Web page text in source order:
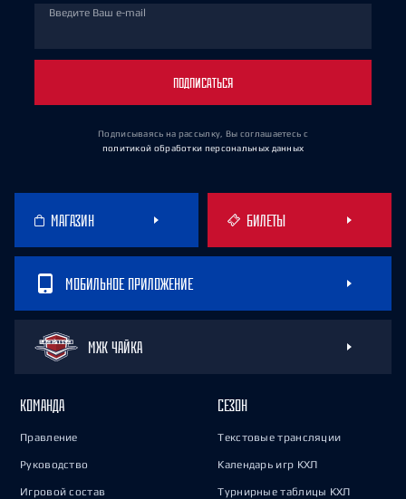
Введите Ваш e-mail
ПОДПИСАТЬСЯ
Подписываясь на рассылку, Вы соглашаетесь с
политикой обработки персональных данных
МАГАЗИН БИЛЕТЫ
МОБИЛЬНОЕ ПРИЛОЖЕНИЕ
МХК ЧАЙКА
КОМАНДА
Правление
Руководство
Игровой состав
СЕЗОН
Текстовые трансляции
Календарь игр КХЛ
Турнирные таблицы КХЛ